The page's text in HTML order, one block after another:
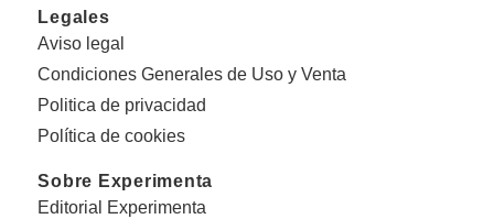
Legales
Aviso legal
Condiciones Generales de Uso y Venta
Politica de privacidad
Política de cookies
Sobre Experimenta
Editorial Experimenta